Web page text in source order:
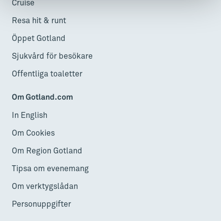
Cruise
Resa hit & runt
Öppet Gotland
Sjukvård för besökare
Offentliga toaletter
Om Gotland.com
In English
Om Cookies
Om Region Gotland
Tipsa om evenemang
Om verktygslådan
Personuppgifter